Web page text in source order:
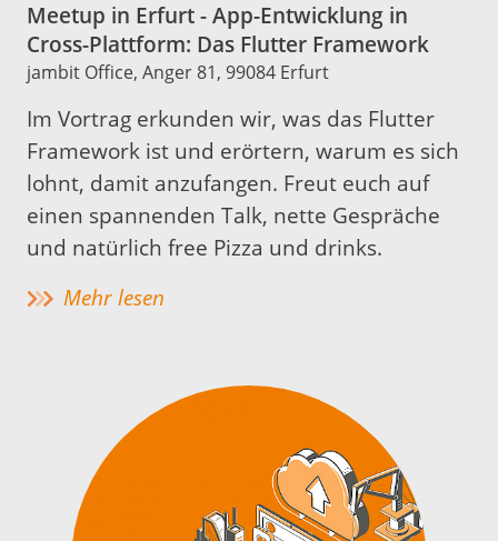
Meetup in Erfurt - App-Entwicklung in
Cross-Plattform: Das Flutter Framework
jambit Office, Anger 81, 99084 Erfurt
Im Vortrag erkunden wir, was das Flutter
Framework ist und erörtern, warum es sich
lohnt, damit anzufangen. Freut euch auf
einen spannenden Talk, nette Gespräche
und natürlich free Pizza und drinks.
Mehr lesen